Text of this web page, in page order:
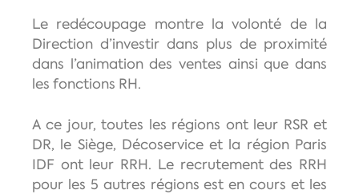
Le redécoupage montre la volonté de la
Direction d’investir dans plus de proximité
dans l’animation des ventes ainsi que dans
les fonctions RH.
A ce jour, toutes les régions ont leur RSR et
DR, le Siège, Décoservice et la région Paris
IDF ont leur RRH. Le recrutement des RRH
pour les 5 autres régions est en cours et les